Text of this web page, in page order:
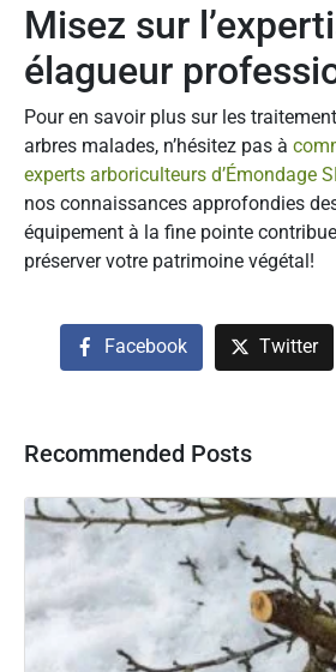
Misez sur
élagueur
Pour en savoir plus sur les
arbres malades, n’hésitez pas à
experts arboriculteurs d’Émondage
nos connaissances approfondies
équipement à la fine pointe
préserver votre patrimoine végétal!
Facebook Twitter
Recommended Posts